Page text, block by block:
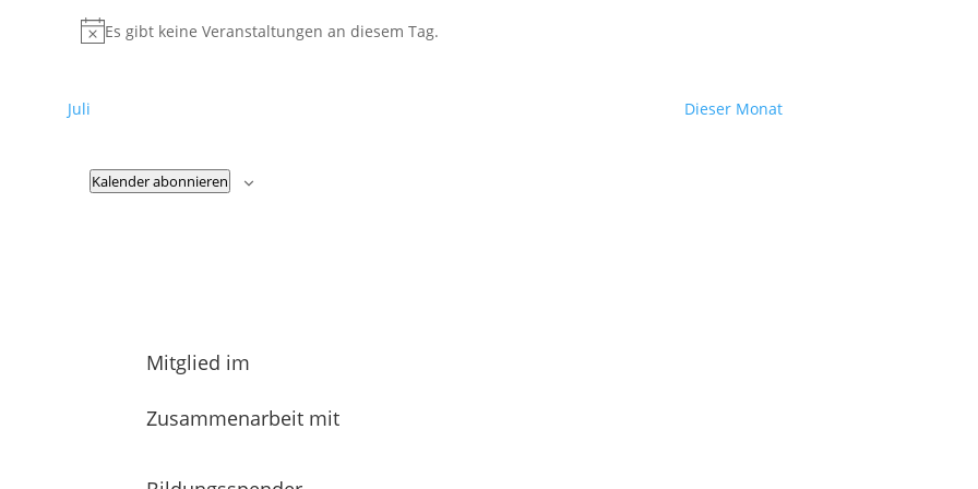
Hinweis
Es gibt keine Veranstaltungen an diesem Tag.
Juli Dieser Monat
Kalender abonnieren
Mitglied im
Zusammenarbeit mit